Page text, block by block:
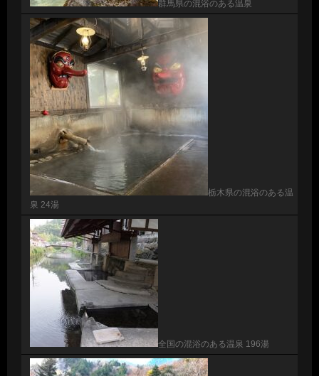
群馬県の混浴のある温泉
栃木県の混浴のある温
泉 24湯
全国の混浴のある温泉 196湯